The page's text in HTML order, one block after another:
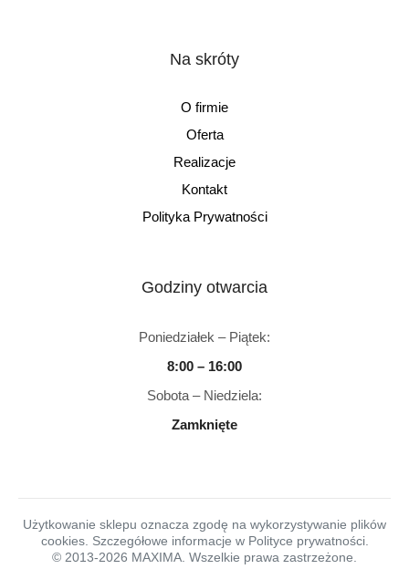
Na skróty
O firmie
Oferta
Realizacje
Kontakt
Polityka Prywatności
Godziny otwarcia
Poniedziałek – Piątek:
8:00 – 16:00
Sobota – Niedziela:
Zamknięte
Użytkowanie sklepu oznacza zgodę na wykorzystywanie plików
cookies. Szczegółowe informacje w Polityce prywatności.
© 2013-2026 MAXIMA. Wszelkie prawa zastrzeżone.